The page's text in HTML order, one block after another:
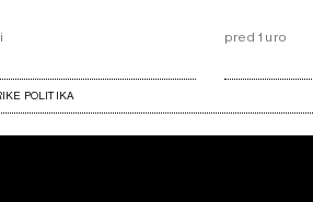
pred 1 uro
POLITIKA